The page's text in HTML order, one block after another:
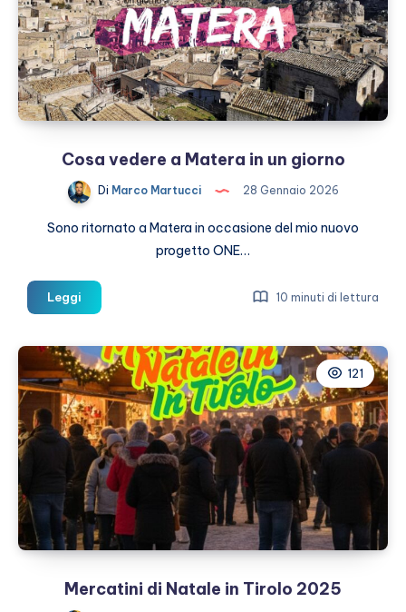
Cosa vedere a Matera in un giorno
Di Marco Martucci 28 Gennaio 2026
Sono ritornato a Matera in occasione del mio nuovo
progetto ONE…
Leggi
vedere
Matera
in
un
giorno
10 minuti di lettura
121
Mercatini di Natale in Tirolo 2025